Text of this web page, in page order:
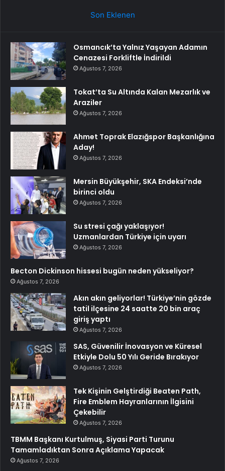
Son Eklenen
Osmancık’ta Yalnız Yaşayan Adamın
Cenazesi Forkliftle İndirildi
Ağustos 7, 2026
Tokat’ta Su Altında Kalan Mezarlık ve
Araziler
Ağustos 7, 2026
Ahmet Toprak Elazığspor Başkanlığına
Aday!
Ağustos 7, 2026
Mersin Büyükşehir, SKA Endeksi’nde
birinci oldu
Ağustos 7, 2026
Su stresi çağı yaklaşıyor!
Uzmanlardan Türkiye için uyarı
Ağustos 7, 2026
Becton Dickinson hissesi bugün neden yükseliyor?
Ağustos 7, 2026
Akın akın geliyorlar! Türkiye’nin gözde
tatil ilçesine 24 saatte 20 bin araç
giriş yaptı
Ağustos 7, 2026
SAS, Güvenilir İnovasyon ve Küresel
Etkiyle Dolu 50 Yılı Geride Bırakıyor
Ağustos 7, 2026
Tek Kişinin Gelştirdiği Beaten Path,
Fire Emblem Hayranlarının İlgisini
Çekebilir
Ağustos 7, 2026
TBMM Başkanı Kurtulmuş, Siyasi Parti Turunu
Tamamladıktan Sonra Açıklama Yapacak
Ağustos 7, 2026